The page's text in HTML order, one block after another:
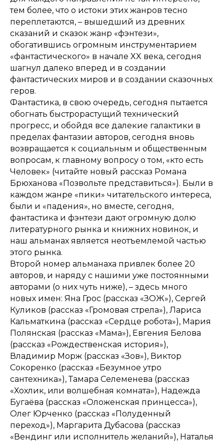
тем более, что о истоки этих жанров тесно
переплетаются, – вышедший из древних
сказаний и сказок жанр «фэнтези»,
обогатившись огромным инструментарием
«фантастического» в начале XX века, сегодня
шагнул далеко вперед и в создании
фантастических миров и в создании сказочных
геров.
Фантастика, в свою очередь, сегодня пытается
обогнать быстрорастущий технический
прогресс, и обойдя все далекие галактики в
пределах фантазии авторов, сегодня вновь
возвращается к социальным и общественным
вопросам, к главному вопросу о том, «кто есть
Человек» (читайте новый рассказ Романа
Брюханова «Позвольте представиться»). Были в
каждом жанре «пики» читательского интереса,
были и «падения», но вместе, сегодня,
фантастика и фэнтези дают огромную долю
литературного рынка и книжних новинок, и
наш альманах является неотъемлемой частью
этого рынка.
Второй номер альманаха привлек более 20
авторов, и наряду с нашими уже постоянными
авторами (о них чуть ниже), – здесь много
новых имен: Яна Грос (рассказ «ЗОЖ»), Сергей
Куликов (рассказ «Громовая стрела»), Лариса
Кальматкина (рассказ «Сердце робота»), Мария
Полянская (рассказ «Мама»), Евгения Белова
(рассказ «Рождественская история»),
Владимир Морж (рассказ «Зов»), Виктор
Сокоренко (рассказ «Безумное утро
сантехника»), Тамара Селеменева (рассказ
«Хохлик, или волшебная комната»), Надежда
Бугаёва (рассказ «Оложенская принцесса»),
Олег Юрченко (рассказ «Полуденный
переход»), Маргарита Дубасова (рассказ
«Вендинг или исполнитель желаний»), Наталья